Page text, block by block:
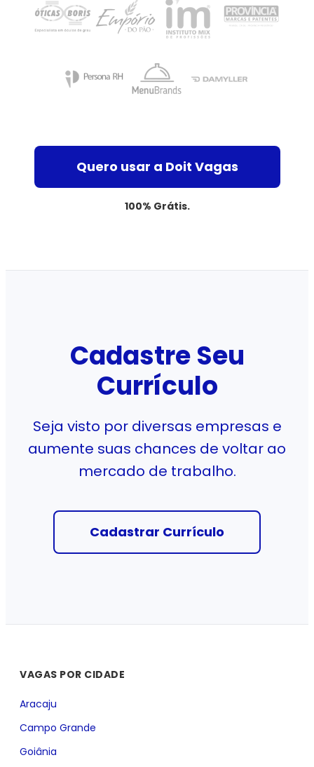
Quero usar a Doit Vagas
100% Grátis.
Cadastre Seu
Currículo
Seja visto por diversas empresas e
aumente suas chances de voltar ao
mercado de trabalho.
Cadastrar Currículo
VAGAS POR CIDADE
Aracaju
Campo Grande
Goiânia